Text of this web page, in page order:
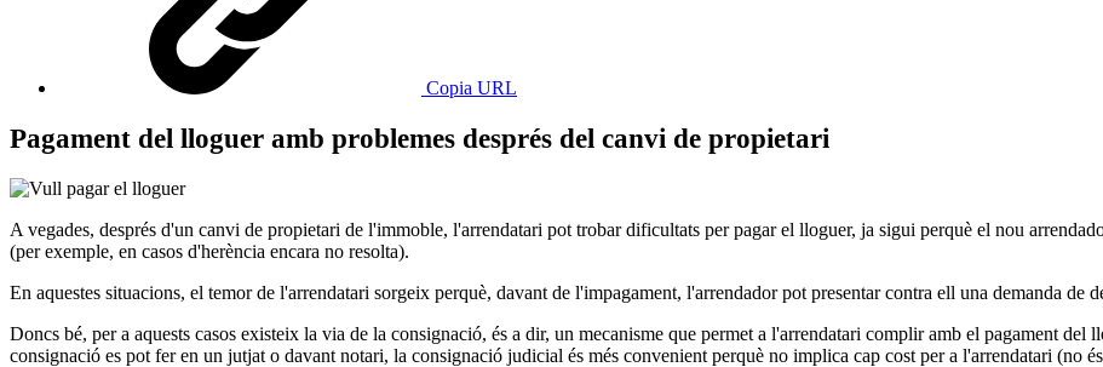
Copia URL
Pagament del lloguer amb problemes després del canvi de propietari
A vegades, després d'un canvi de propietari de l'immoble, l'arrendatari pot trobar dificultats per pagar el lloguer, ja sigui perquè el nou
(per exemple, en casos d'herència encara no resolta).
En aquestes situacions, el temor de l'arrendatari sorgeix perquè, davant de l'impagament, l'arrendador pot presentar contra ell una demanda de
Doncs bé, per a aquests casos existeix la via de la consignació, és a dir, un mecanisme que permet a l'arrendatari complir amb el pagament
consignació es pot fer en un jutjat o davant notari, la consignació judicial és més convenient perquè no implica cap cost per a l'arrendatari (no